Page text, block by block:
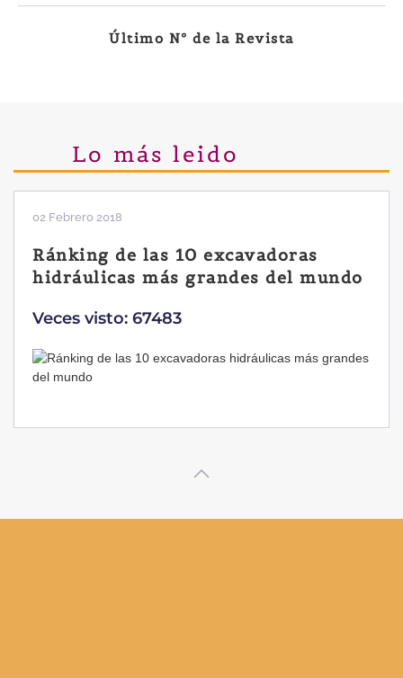
Último Nº de la Revista
Lo más leido
02 Febrero 2018
Ránking de las 10 excavadoras
hidráulicas más grandes del mundo
Veces visto: 67483